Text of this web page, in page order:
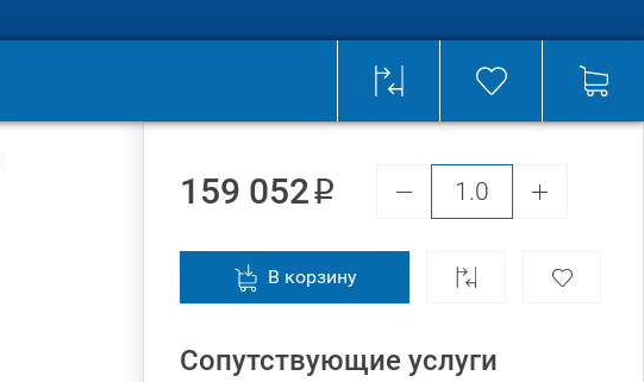
159 052
В корзину
Сопутствующие услуги